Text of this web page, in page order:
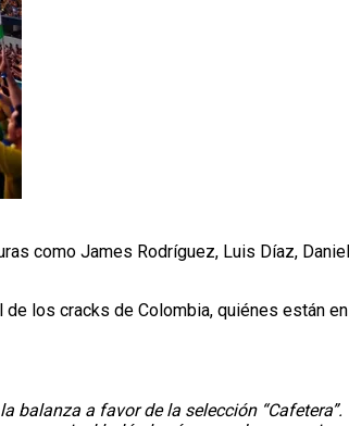
como James Rodríguez, Luis Díaz, Daniel
de los cracks de Colombia, quiénes están en
a favor de la selección “Cafetera”.